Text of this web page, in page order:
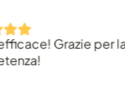
Grazie per la